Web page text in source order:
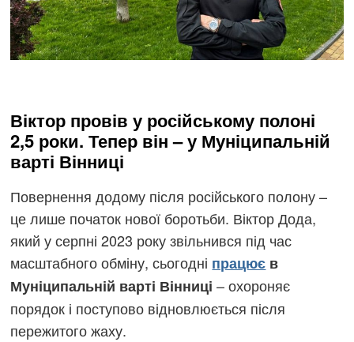
Віктор провів у російському полоні
2,5 роки. Тепер він – у Муніципальній
варті Вінниці
Повернення додому після російського полону –
це лише початок нової боротьби. Віктор Дода,
який у серпні 2023 року звільнився під час
масштабного обміну, сьогодні працює в
Муніципальній варті Вінниці – охороняє
порядок і поступово відновлюється після
пережитого жаху.